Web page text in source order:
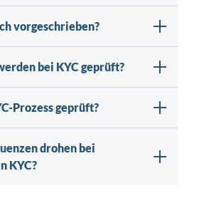
vorgeschrieben?
bei KYC geprüft?
Prozess geprüft?
drohen bei
KYC?